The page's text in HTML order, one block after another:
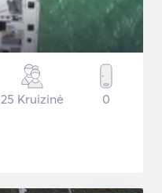
25 Kruizinė 0